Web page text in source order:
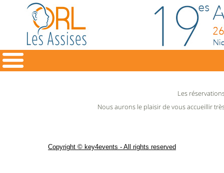
Les
Nous aurons le plaisir de vous accueillir
Copyright © key4events - All rights reserved